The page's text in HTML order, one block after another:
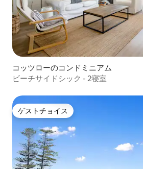
コッツローのコンドミニアム
ビーチサイドシック - 2寝室
ゲストチョイス
ゲストチョイス